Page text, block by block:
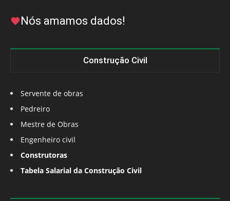
Nós amamos dados!
Construção Civil
Servente de obras
Pedreiro
Mestre de Obras
Engenheiro civil
Construtoras
Tabela Salarial da Construção Civil